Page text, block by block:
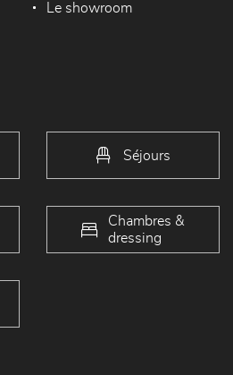
Le showroom
Séjours
Chambres &
dressing